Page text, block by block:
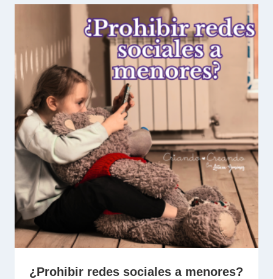
¿Prohibir redes sociales a menores?